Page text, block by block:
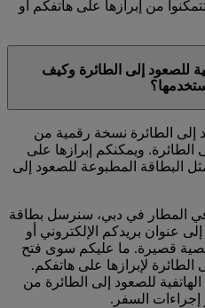
من إبرازها على هاتفكم أو
للصعود إلى الطائرة وكيف
إلى الطائرة نسخة رقمية من
الطائرة. ويمكنكم إبرازها على
البطاقة المطبوعة للصعود إلى
في المطار في دبي، سنرسل بطاقة
عنوان بريدكم الإلكتروني أو
قصيرة. ما عليكم سوى فتح
الطائرة لإبرازها على هاتفكم.
للصعود إلى الطائرة من
إجراءات السفر.